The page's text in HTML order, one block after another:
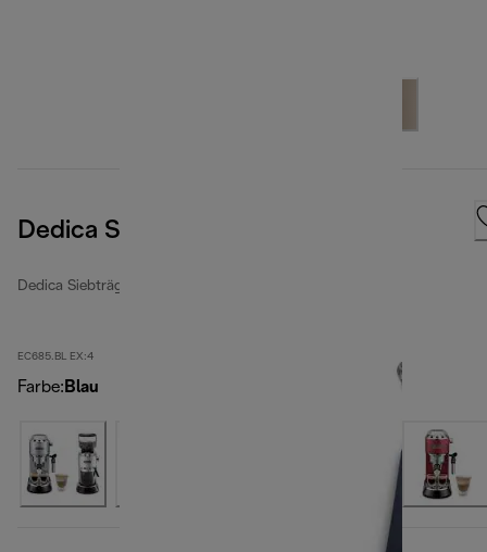
Dedica Style
Dedica Siebträgermaschinen
EC685.BL EX:4
Farbe: Blau